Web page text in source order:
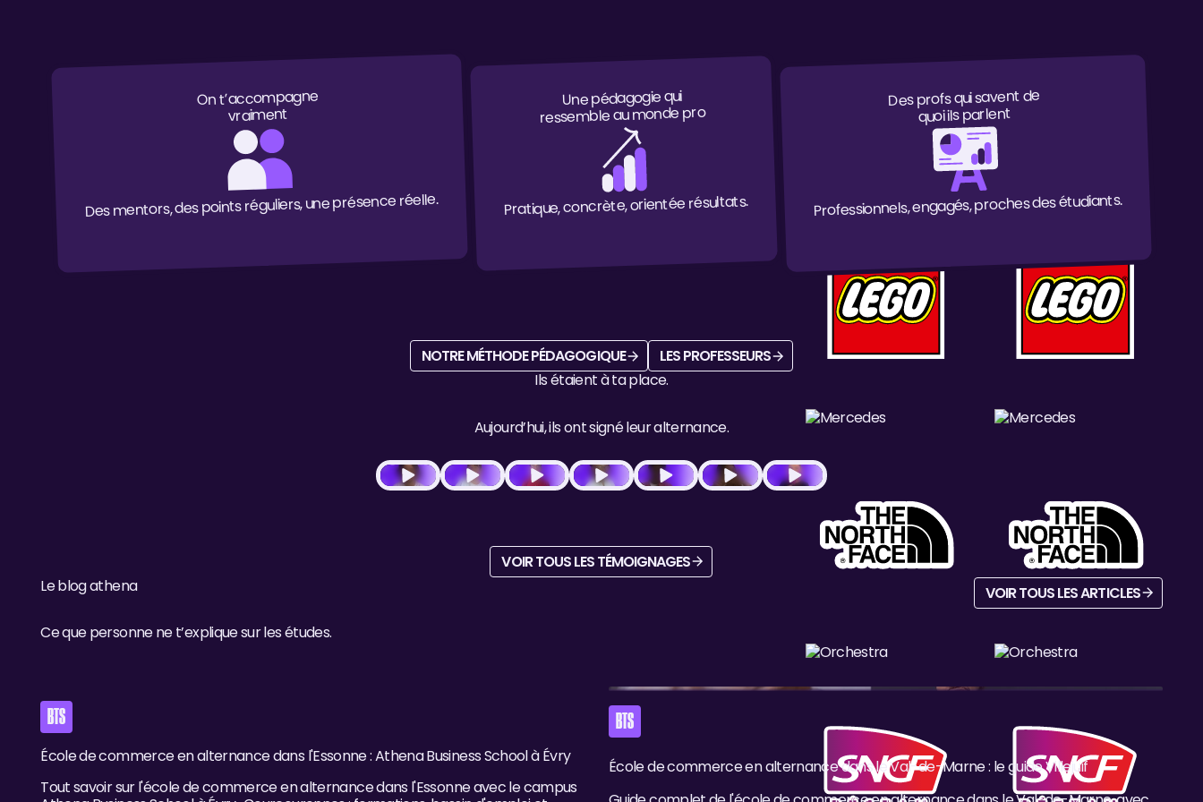
Notre méthode pédagogique
NOTRE MÉTHODE PÉDAGOGIQUE Les professeurs
LES PROFESSEURS
On t’accompagne
vraiment
Des mentors, des points réguliers, une présence réelle.
Une pédagogie qui
ressemble au monde pro
Pratique, concrète, orientée résultats.
Des profs qui savent de
quoi ils parlent
Professionnels, engagés, proches des étudiants.
Ils étaient à ta place.
Aujourd’hui, ils ont signé leur alternance.
Voir tous les témoignages
VOIR TOUS LES TÉMOIGNAGES
Le blog athena
Ce que personne ne t’explique sur les études.
Voir tous les articles
VOIR TOUS LES ARTICLES
BTS
École de commerce en alternance dans l'Essonne : Athena Business School à Évry
Tout savoir sur l'école de commerce en alternance dans l'Essonne avec le campus
BTS
École de commerce en alternance dans le Val-de-Marne : le guide Villejuif
École de commerce en alternance dans le Val-de-Marne : le guide Villejuif